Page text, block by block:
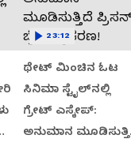
ಥೇಟ್​​ ಮಿಂಚಿನ ಓಟ
ಸಿನಿಮಾ ಸ್ಟೈಲ್​ನಲ್ಲಿ
ಗ್ರೇಟ್​​ ಎಸ್ಕೇಪ್:
ಅನುಮಾನ
23:12